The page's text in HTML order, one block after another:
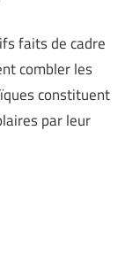
faits de cadre
combler les
constituent
par leur